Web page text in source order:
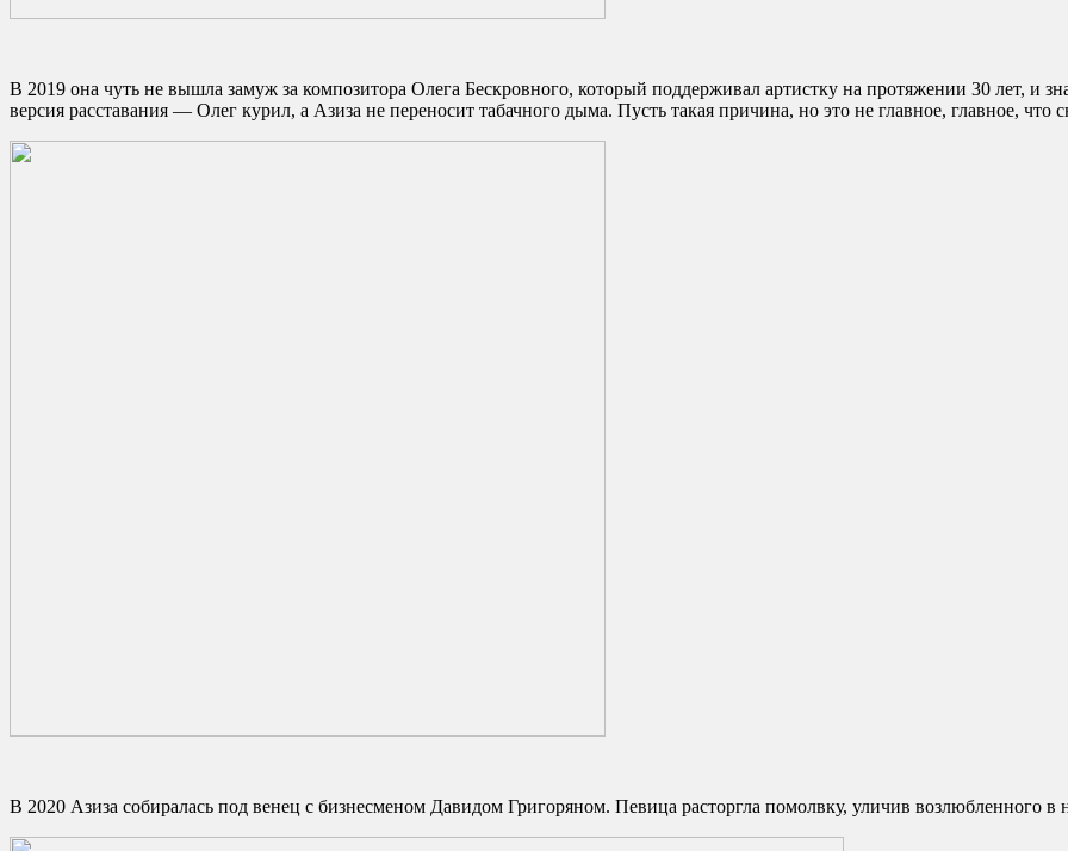
В 2019 она чуть не вышла замуж за композитора Олега Бескровного, который поддерживал артистку на протяжении 30 лет, и
версия расставания — Олег курил, а Азиза не переносит табачного дыма. Пусть такая причина, но это не главное, главное, что
В 2020 Азиза собиралась под венец с бизнесменом Давидом Григоряном. Певица расторгла помолвку, уличив возлюбленного в